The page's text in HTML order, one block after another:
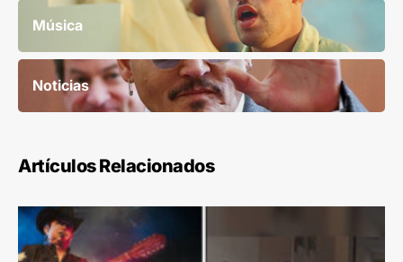
Música
Noticias
Artículos Relacionados